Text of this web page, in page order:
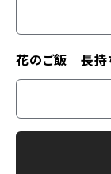
花のご飯 長持